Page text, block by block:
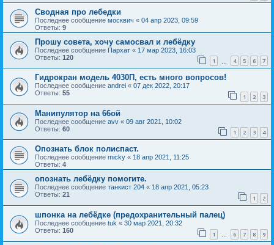
Сводная про лебедки
Последнее сообщение москвич « 04 апр 2023, 09:59
Ответы: 9
Прошу совета, хочу самосвал и лебёдку
Последнее сообщение Пархат « 17 мар 2023, 16:03
Ответы: 120 1 4 5 6 7
Гидрокран модель 4030П, есть много вопросов!
Последнее сообщение andrei « 07 дек 2022, 20:17
Ответы: 55 1 2 3
Манипулятор на 66ой
Последнее сообщение avv « 09 авг 2021, 10:02
Ответы: 60 1 2 3 4
Опознать блок полиспаст.
Последнее сообщение micky « 18 апр 2021, 11:25
Ответы: 4
опознать лебёдку помогите.
Последнее сообщение танкист 204 « 18 апр 2021, 05:23
Ответы: 21 1 2
шпонка на лебёдке (предохранительный палец)
Последнее сообщение tuk « 30 мар 2021, 20:32
Ответы: 160 1 … 6 7 8 9